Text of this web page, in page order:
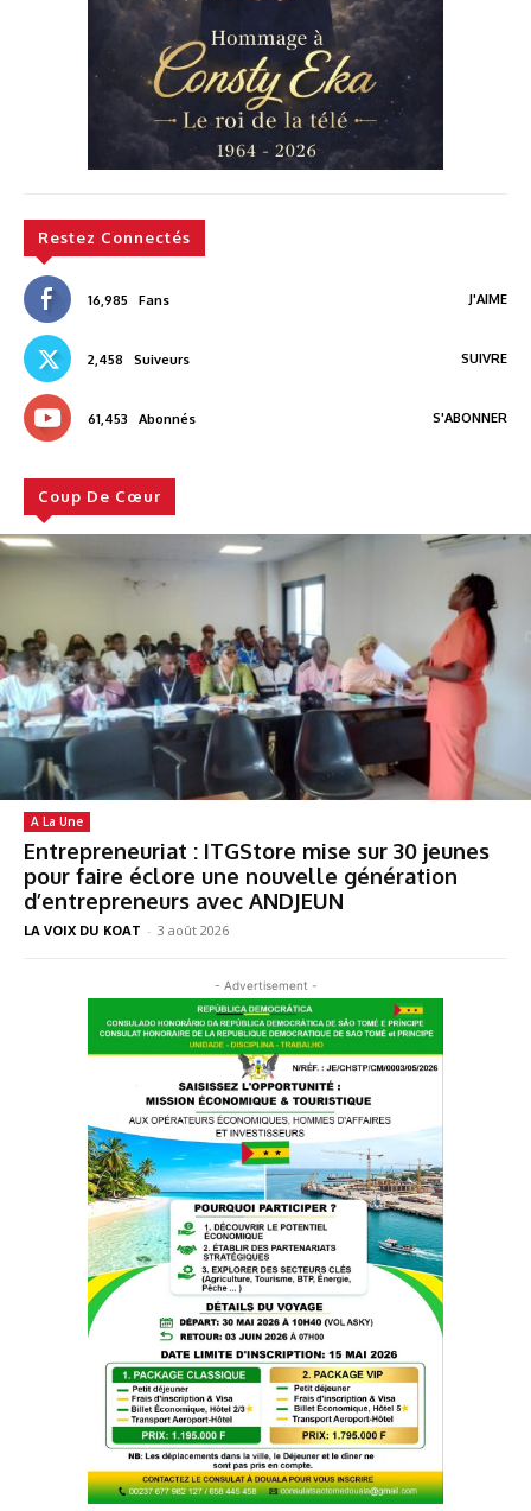
Restez Connectés
16,985 Fans J'AIME
2,458 Suiveurs SUIVRE
61,453 Abonnés S'ABONNER
Coup De Cœur
A La Une
Entrepreneuriat : ITGStore mise sur 30 jeunes
pour faire éclore une nouvelle génération
d’entrepreneurs avec ANDJEUN
LA VOIX DU KOAT - 3 août 2026
- Advertisement -